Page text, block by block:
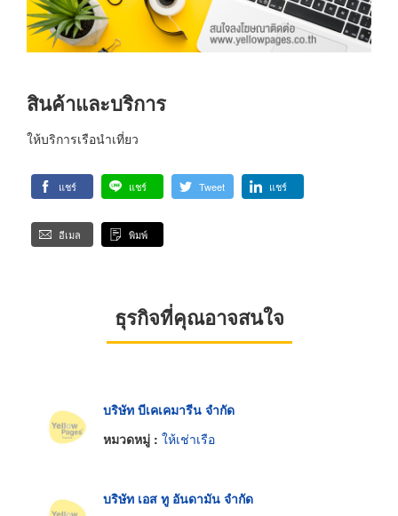
สินค้าและบริการ
ให้บริการเรือนำเที่ยว
แชร์ แชร์ Tweet แชร์
อีเมล พิมพ์
ธุรกิจที่คุณอาจสนใจ
บริษัท บีเคเคมารีน จำกัด
หมวดหมู่ : ให้เช่าเรือ
บริษัท เอส ทู อันดามัน จำกัด